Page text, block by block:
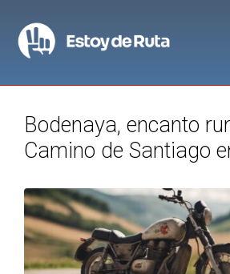
Bodenaya, encanto
Camino de Santiago